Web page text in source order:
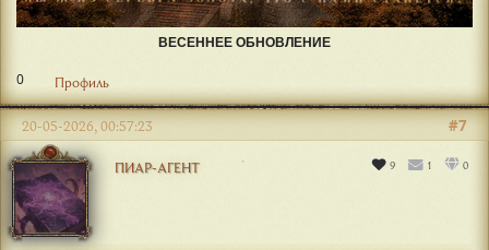
ВЕСЕННЕЕ ОБНОВЛЕНИЕ
0 Профиль
ПИАР-АГЕНТ 9 1 0
#7
20-05-2026, 00:57:23